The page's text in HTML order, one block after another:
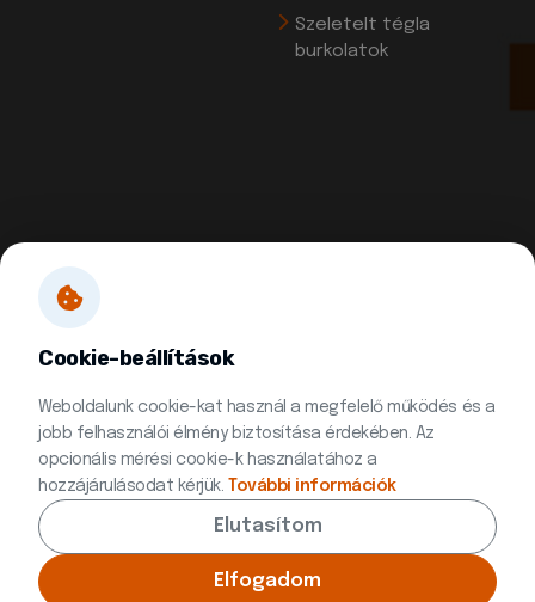
Szeletelt tégla
burkolatok
© 2026 Minden jog fenntartva | Készítette: Innovip.hu Kft.
Cookie-beállítások
Weboldalunk cookie-kat használ a megfelelő működés és a
jobb felhasználói élmény biztosítása érdekében. Az
opcionális mérési cookie-k használatához a
hozzájárulásodat kérjük.
További információk
Elutasítom
Elfogadom